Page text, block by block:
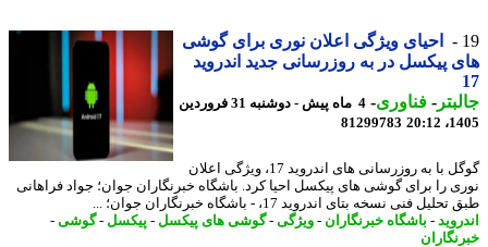
احیای ویژگی اعلان نوری برای گوشی
پیکسل در به روزرسانی جدید اندروید
-فناوری-
4 ماه پیش - دوشنبه 31 فروردین
81299783
گوگل با به روزرسانی های اندروید 17، ویژگی اعلان
را برای گوشی های پیکسل احیا کرد. باشگاه خبرنگاران جوان؛ جواد فراهانی
فنی نسخه بتای اندروید 17، - باشگاه خبرنگاران جوان؛ ...
-باشگاه خبرنگاران- ویژگی-گوشی های پیکسل-پیکسل-گوشی-